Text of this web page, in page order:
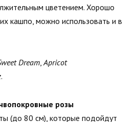
цветением. Хорошо
кашпо, можно использовать и в
Dream,Apricot
.
розы
(до 80 см), которые подойдут